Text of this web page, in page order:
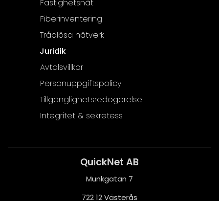
Fastighetsnät
Fiberinventering
Trådlösa nätverk
Juridik
Avtalsvillkor
Personuppgiftspolicy
Tillgänglighetsredogörelse
Integritet & sekretess
QuickNet AB
Munkgatan 7
722 12 Västerås